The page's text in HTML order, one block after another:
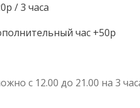
/ 3 часа
час +50р
с 12.00 до 21.00 на 3